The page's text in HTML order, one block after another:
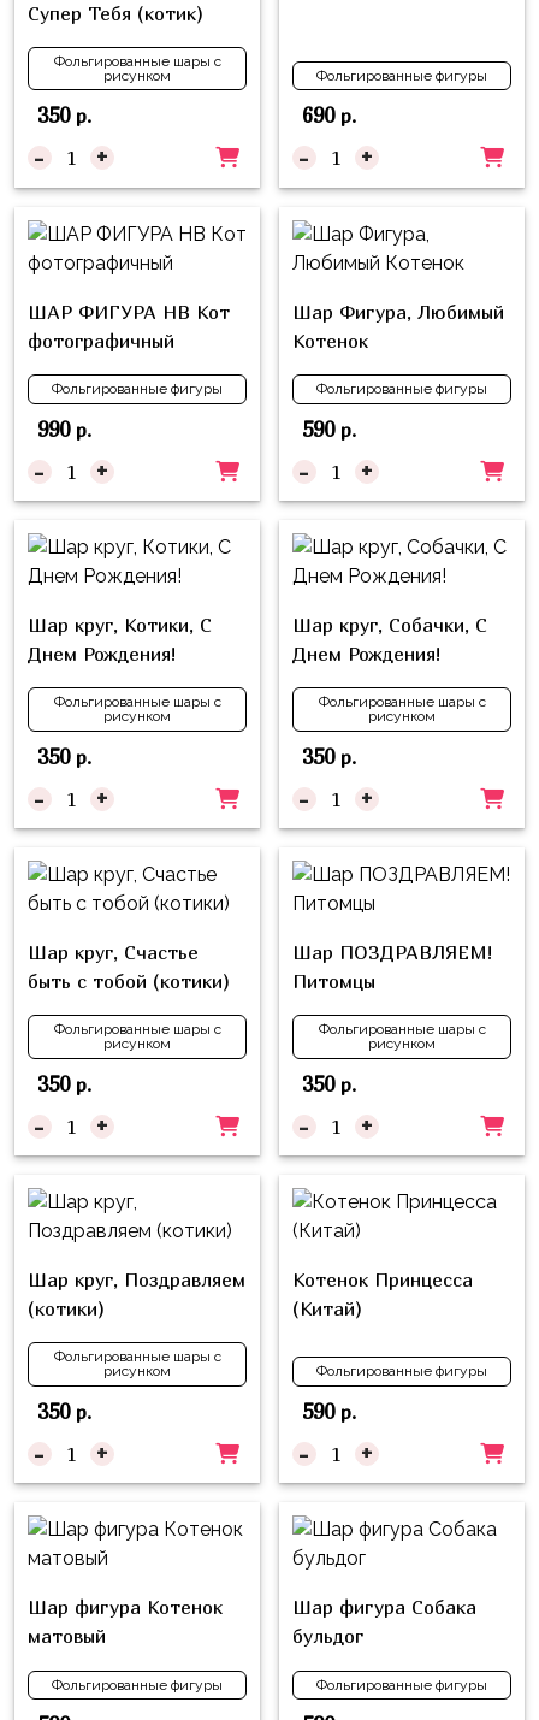
Супер Тебя (котик)
Фольгированные шары с
рисунком
350р.
- +
Фольгированные фигуры
690р.
- +
ШАР ФИГУРА HB Кот
фотографичный
Фольгированные фигуры
990р.
- +
Шар Фигура, Любимый
Котенок
Фольгированные фигуры
590р.
- +
Шар круг, Котики, С
Днем Рождения!
Фольгированные шары с
рисунком
350р.
- +
Шар круг, Собачки, С
Днем Рождения!
Фольгированные шары с
рисунком
350р.
- +
Шар круг, Счастье
быть с тобой (котики)
Фольгированные шары с
рисунком
350р.
- +
Шар ПОЗДРАВЛЯЕМ!
Питомцы
Фольгированные шары с
рисунком
350р.
- +
Шар круг, Поздравляем
(котики)
Фольгированные шары с
рисунком
350р.
- +
Котенок Принцесса
(Китай)
Фольгированные фигуры
590р.
- +
Шар фигура Котенок
матовый
Фольгированные фигуры
Шар фигура Собака
бульдог
Фольгированные фигуры
Войны
Уэнсдэй
Трансформеры
Фрукты
Овощи
Шары
для
Супергерои
Пиратская
Вечеринка
Бабочки,
пчелки
Котики,
собачки
Недетские
(18+)
Аниме
Природа
Сладости
Ферма